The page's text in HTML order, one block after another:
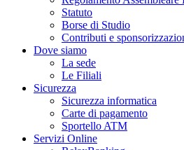
Statuto
Borse di Studio
Contributi e
Dove siamo
La sede
Le Filiali
Sicurezza
Sicurezza informatica
Carte di pagamento
Sportello ATM
Servizi Online